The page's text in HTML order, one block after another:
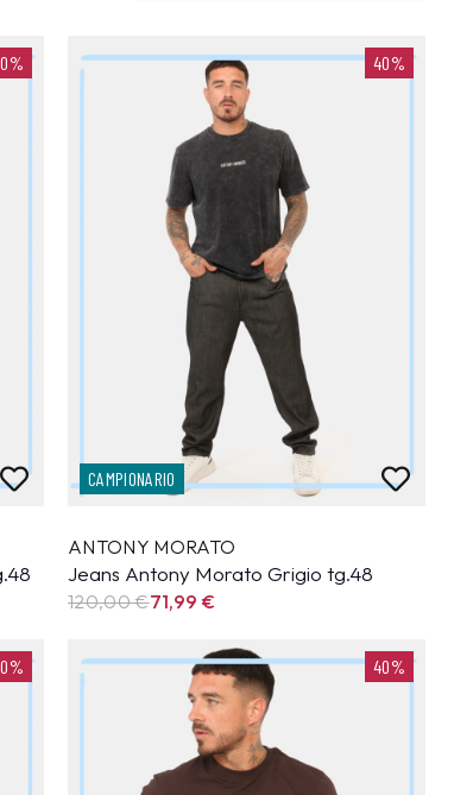
40%
CAMPIONARIO
ANTONY MORATO
Jeans Antony Morato Grigio tg.48
120,00 €71,99 €
40%